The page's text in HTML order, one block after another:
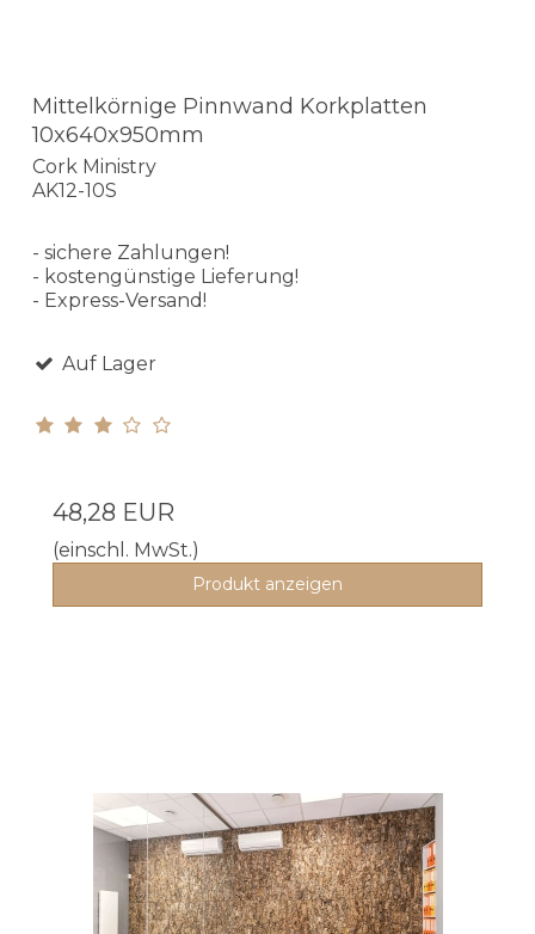
Mittelkörnige Pinnwand Korkplatten
10x640x950mm
Cork Ministry
AK12-10S
- sichere Zahlungen!
- kostengünstige Lieferung!
- Express-Versand!
Auf Lager
48,28 EUR
(einschl. MwSt.)
Produkt anzeigen